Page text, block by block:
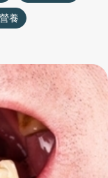
養